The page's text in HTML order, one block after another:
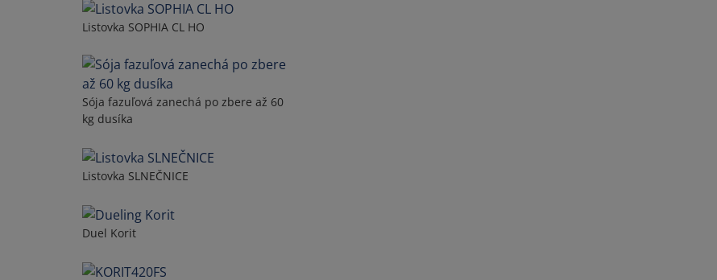
Listovka SOPHIA CL HO
Sója fazuľová zanechá po zbere až 60
kg dusíka
Listovka SLNEČNICE
Duel Korit